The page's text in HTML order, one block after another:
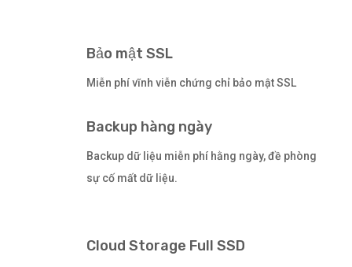
Bảo mật SSL
Miễn phí vĩnh viễn chứng chỉ bảo mật SSL
Backup hàng ngày
Backup dữ liệu miễn phí hằng ngày, đề phòng
sự cố mất dữ liệu.
Cloud Storage Full SSD